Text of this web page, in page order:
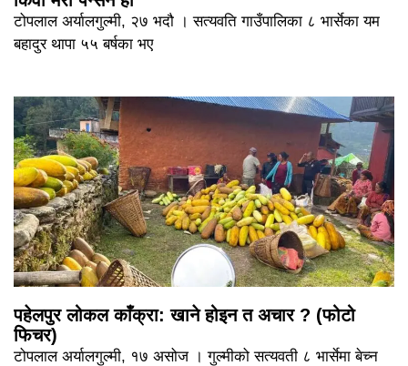
टोपलाल अर्यालगुल्मी, २७ भदौ । सत्यवति गाउँपालिका ८ भार्सेका यम
बहादुर थापा ५५ बर्षका भए
पहेलपुर लोकल काँक्रा: खाने होइन त अचार ? (फोटो
फिचर)
टोपलाल अर्यालगुल्मी, १७ असोज । गुल्मीको सत्यवती ८ भार्सेमा बेच्न